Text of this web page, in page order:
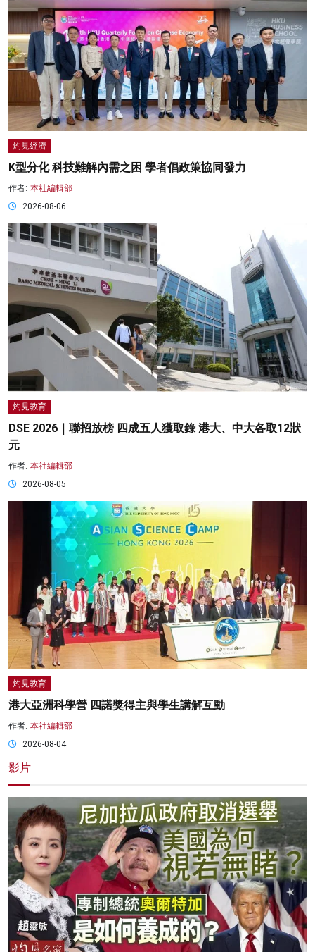
灼見經濟
K型分化 科技難解內需之困 學者倡政策協同發力
作者: 本社編輯部
2026-08-06
灼見教育
DSE 2026｜聯招放榜 四成五人獲取錄 港大、中大各取12狀
元
作者: 本社編輯部
2026-08-05
灼見教育
港大亞洲科學營 四諾獎得主與學生講解互動
作者: 本社編輯部
2026-08-04
影片